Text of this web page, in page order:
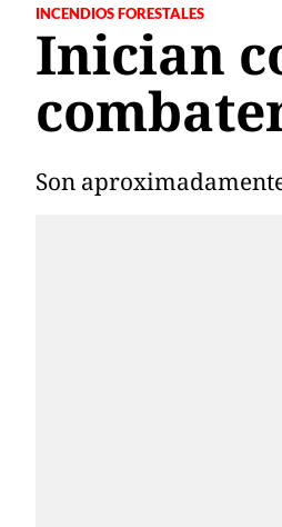
INCENDIOS FORESTALES
Inician
Son